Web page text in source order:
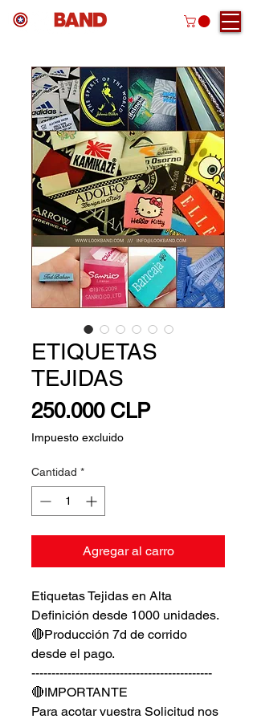
ETIQUETAS
TEJIDAS
250.000 CLPPrecio
Impuesto excluido
Cantidad *
Agregar al carro
Etiquetas Tejidas en Alta
Definición desde 1000 unidades.
🔴Producción 7d de corrido
desde el pago.
---------------------------------------------
🔴IMPORTANTE
Para acotar vuestra Solicitud nos